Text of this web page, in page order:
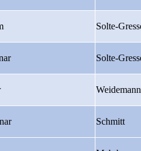
Solte-
Solte-
Weidemann
Schmitt